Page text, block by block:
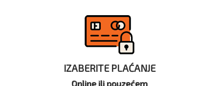
IZABERITE PLAĆANJE
Online ili pouzećem